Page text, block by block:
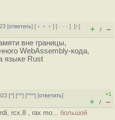
[ответить] [ ﹢﹢﹢] [ · · ·][↑]
+ / –
вне границы,
WebAssembly-кода,
языке Rust
[^] [^^] [^^^] [ответить]
+1
+ / –
rcx,8 , rax mo... большой